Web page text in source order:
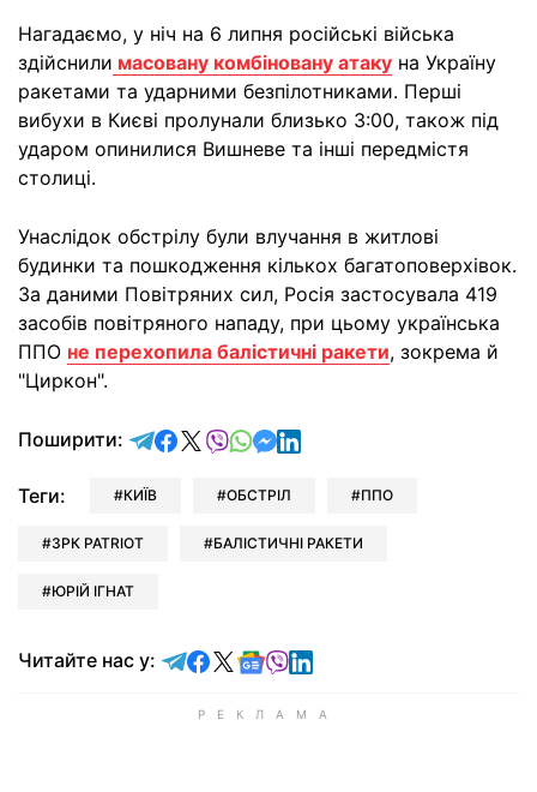
Нагадаємо, у ніч на 6 липня російські війська
здійснили масовану комбіновану атаку на Україну
ракетами та ударними безпілотниками. Перші
вибухи в Києві пролунали близько 3:00, також під
ударом опинилися Вишневе та інші передмістя
столиці.
Унаслідок обстрілу були влучання в житлові
будинки та пошкодження кількох багатоповерхівок.
За даними Повітряних сил, Росія застосувала 419
засобів повітряного нападу, при цьому українська
ППО не перехопила балістичні ракети, зокрема й
"Циркон".
Поширити: відправити у Telegram
поділитись у Facebook
поділитись у X
відправити у Viber
відправити у Whatsapp
відправити у Messenger
відправити у LinkedIn
Теги: КИЇВ ОБСТРІЛ ППО
ЗРК PATRIOT БАЛІСТИЧНІ РАКЕТИ
ЮРІЙ ІГНАТ
Читайте нас у: Читайте у Telegram
Читайте у Facebook
Читайте у X
Читайте у Google news
Читайте у Viber
Читайте у LinkedIn